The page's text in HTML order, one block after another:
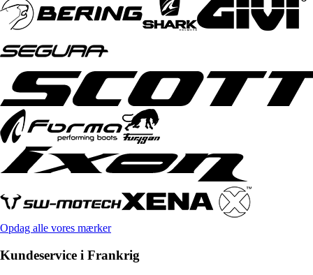
Opdag alle vores mærker
Kundeservice i Frankrig